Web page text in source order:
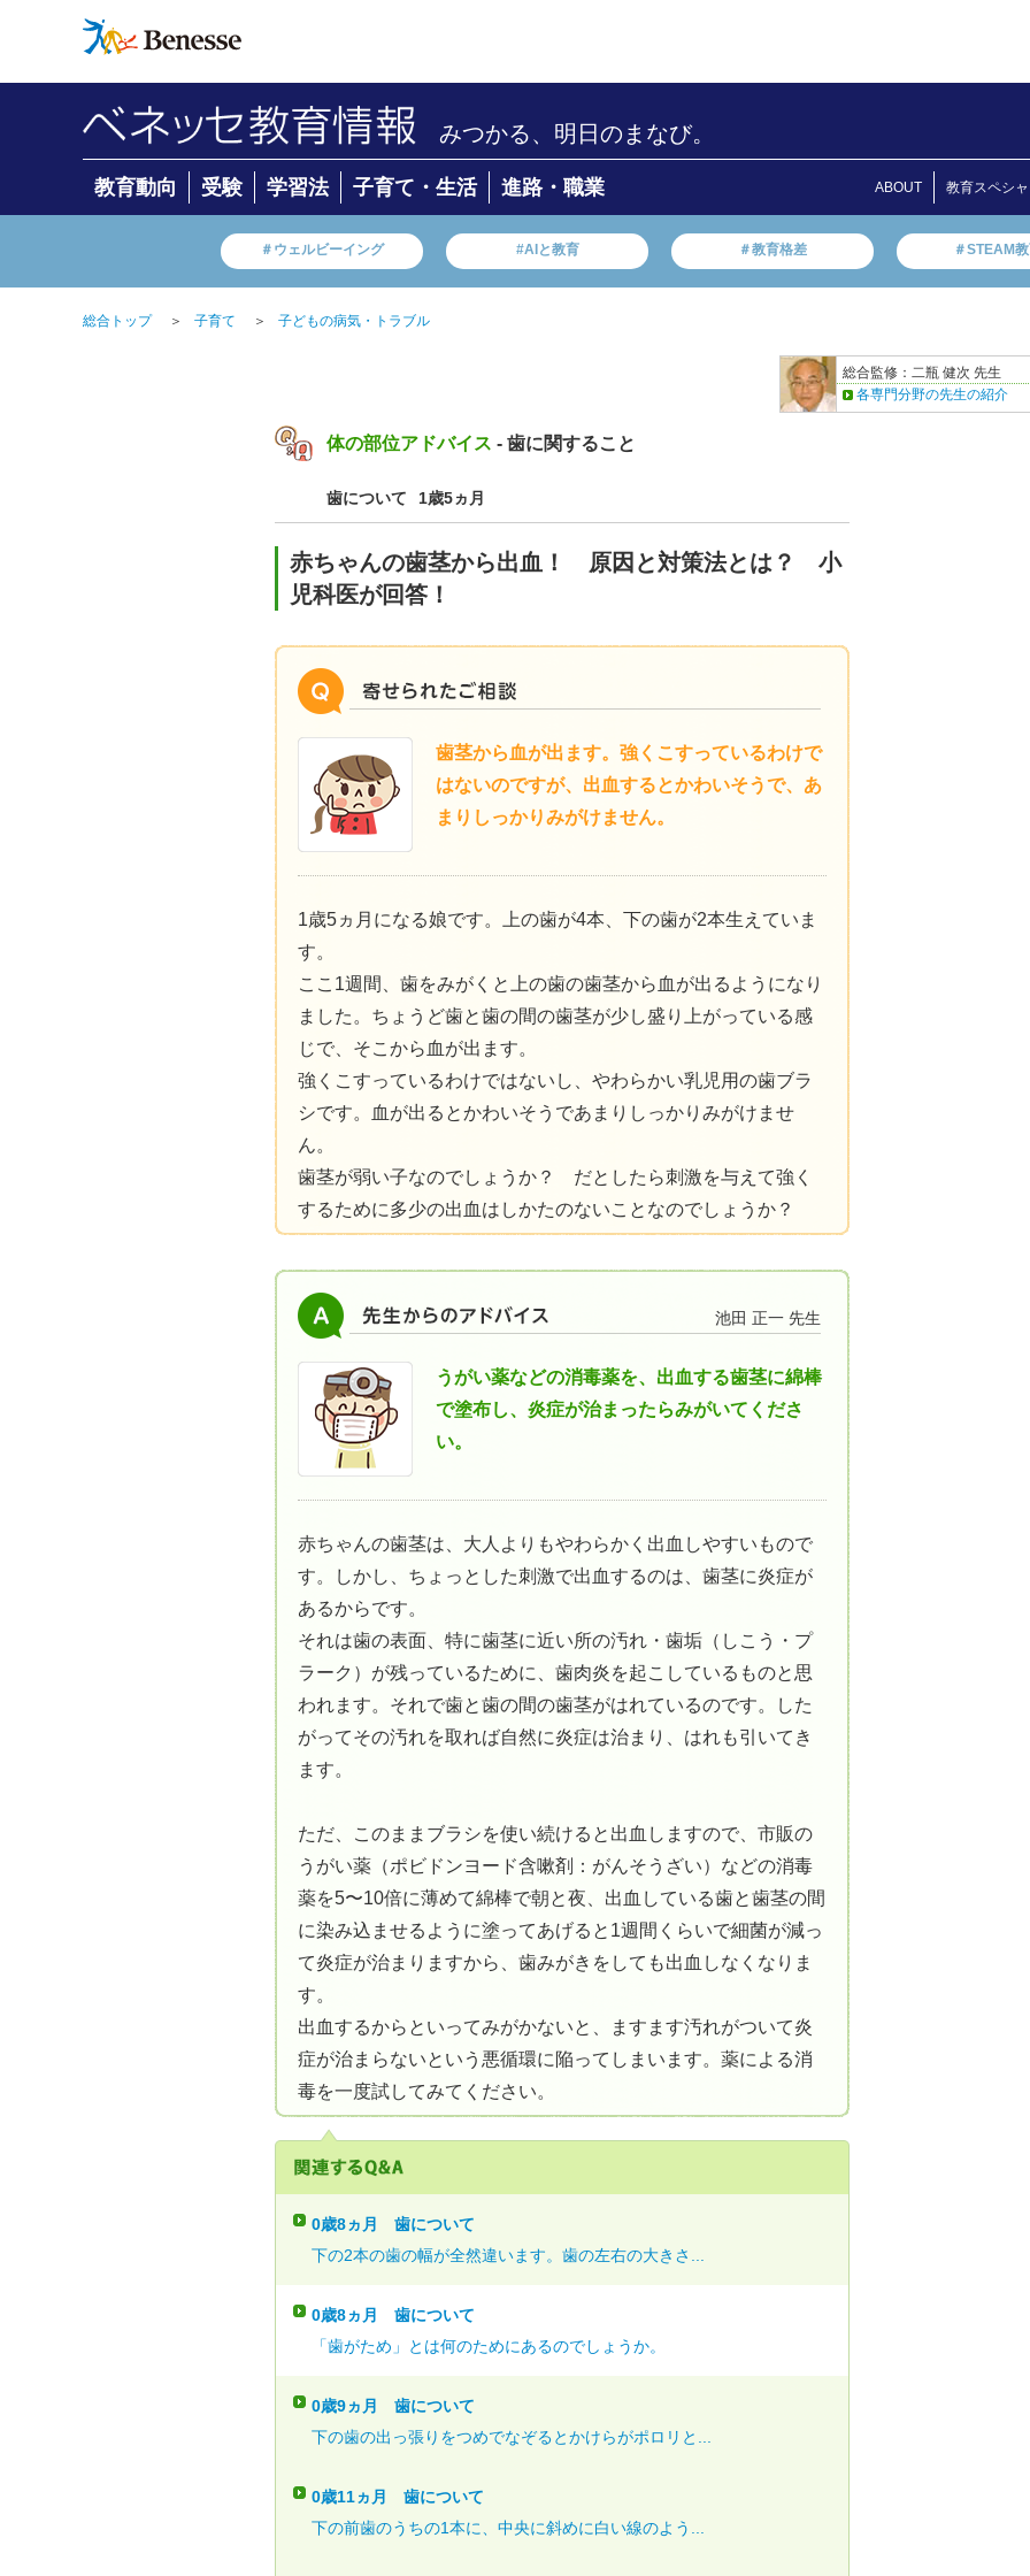
みつかる、明日のまなび。
教育動向 受験 学習法 子育て・生活 進路・職業 ABOUT 教育スペシ
＃ウェルビーイング #AIと教育 ＃教育格差 ＃STEAM
総合トップ ＞ 子育て ＞ 子どもの病気・トラブル
総合監修：二瓶 健次 先生
各専門分野の先生の紹介
体の部位アドバイス - 歯に関すること
歯について 1歳5ヵ月
赤ちゃんの歯茎から出血！ 原因と対策法とは？ 小
児科医が回答！
歯茎から血が出ます。強くこすっているわけで
はないのですが、出血するとかわいそうで、あ
まりしっかりみがけません。
1歳5ヵ月になる娘です。上の歯が4本、下の歯が2本生えていま
す。
ここ1週間、歯をみがくと上の歯の歯茎から血が出るようになり
ました。ちょうど歯と歯の間の歯茎が少し盛り上がっている感
じで、そこから血が出ます。
強くこすっているわけではないし、やわらかい乳児用の歯ブラ
シです。血が出るとかわいそうであまりしっかりみがけませ
ん。
歯茎が弱い子なのでしょうか？ だとしたら刺激を与えて強く
するために多少の出血はしかたのないことなのでしょうか？
池田 正一 先生
うがい薬などの消毒薬を、出血する歯茎に綿棒
で塗布し、炎症が治まったらみがいてくださ
い。
赤ちゃんの歯茎は、大人よりもやわらかく出血しやすいもので
す。しかし、ちょっとした刺激で出血するのは、歯茎に炎症が
あるからです。
それは歯の表面、特に歯茎に近い所の汚れ・歯垢（しこう・プ
ラーク）が残っているために、歯肉炎を起こしているものと思
われます。それで歯と歯の間の歯茎がはれているのです。した
がってその汚れを取れば自然に炎症は治まり、はれも引いてき
ます。
ただ、このままブラシを使い続けると出血しますので、市販の
うがい薬（ポビドンヨード含嗽剤：がんそうざい）などの消毒
薬を5〜10倍に薄めて綿棒で朝と夜、出血している歯と歯茎の間
に染み込ませるように塗ってあげると1週間くらいで細菌が減っ
て炎症が治まりますから、歯みがきをしても出血しなくなりま
す。
出血するからといってみがかないと、ますます汚れがついて炎
症が治まらないという悪循環に陥ってしまいます。薬による消
毒を一度試してみてください。
0歳8ヵ月
歯について
下の2本の歯の幅が全然違います。歯の左右の大きさ...
0歳8ヵ月
歯について
「歯がため」とは何のためにあるのでしょうか。
0歳9ヵ月
歯について
下の歯の出っ張りをつめでなぞるとかけらがポロリと...
0歳11ヵ月
歯について
下の前歯のうちの1本に、中央に斜めに白い線のよう...